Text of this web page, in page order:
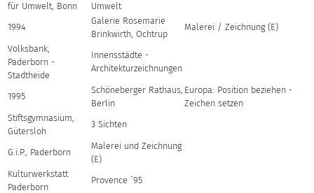
für Umwelt, Bonn
Umwelt
1994
Galerie Rosemarie
Brinkwirth, Ochtrup
Malerei / Zeichnung (E)
Volksbank,
Paderborn -
Stadtheide
Innensstädte -
Architekturzeichnungen
1995
Schöneberger Rathaus,
Berlin
Europa: Position beziehen -
Zeichen setzen
Stiftsgymnasium,
Gütersloh
3 Sichten
G.i.P., Paderborn
Malerei und Zeichnung
(E)
Kulturwerkstatt
Paderborn
Provence ´95